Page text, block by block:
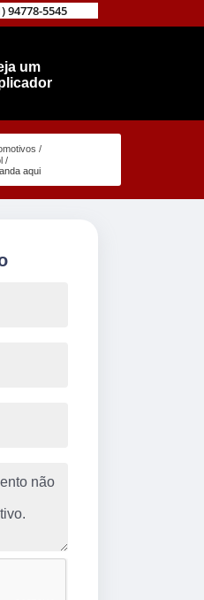
94778-5545
um
aqui